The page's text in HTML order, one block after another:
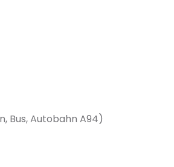
Bus, Autobahn A94)